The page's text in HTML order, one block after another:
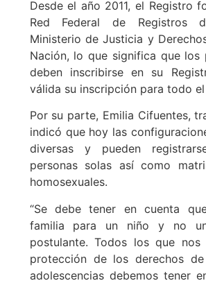
Desde el año 2011, el Registro
Red Federal de Registros
Ministerio de Justicia y
Nación, lo que significa que los
deben inscribirse en su
válida su inscripción para todo el
Por su parte, Emilia Cifuentes,
indicó que hoy las
diversas y pueden
personas solas así como
homosexuales.
“Se debe tener en cuenta
familia para un niño y no
postulante. Todos los que nos
protección de los derechos
adolescencias debemos tener